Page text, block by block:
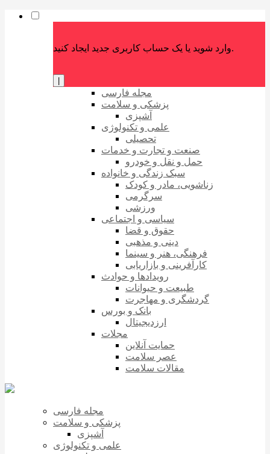
وارد شوید یا یک حساب کاربری جدید ایجاد کنید.
مجله فارسی
پزشکی و سلامت
آشپزی
علمی و تکنولوژی
تحصیلی
صنعت و تجارت و خدمات
حمل و نقل و خودرو
سبک زندگی و خانواده
زناشویی، مادر و کودک
سرگرمی
ورزشی
سیاسی و اجتماعی
حقوق و قضا
دینی و مذهبی
فرهنگی، هنر و سینما
کارآفرینی و بازاریابی
رویدادها و حوادث
طبیعت و حیوانات
گردشگری و مهاجرت
بانک و بورس
ارزدیجیتال
مجلات
حمایت آنلاین
عصر سلامت
مقالات سلامت
مجله فارسی
پزشکی و سلامت
آشپزی
علمی و تکنولوژی